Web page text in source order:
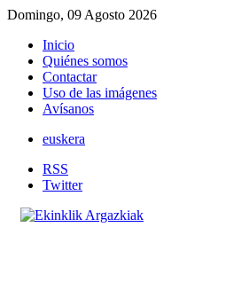
Domingo, 09 Agosto 2026
Inicio
Quiénes somos
Contactar
Uso de las imágenes
Avísanos
euskera
RSS
Twitter